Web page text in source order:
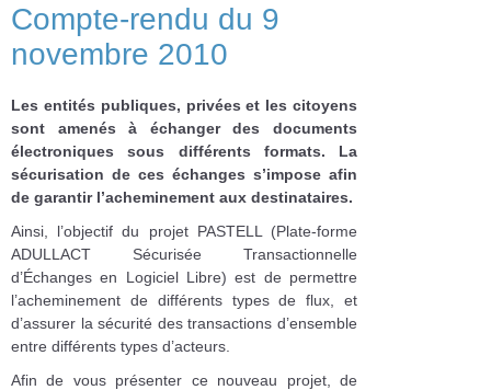
Compte-rendu du 9
novembre 2010
Les entités publiques, privées et les citoyens
sont amenés à échanger des documents
électroniques sous différents formats. La
sécurisation de ces échanges s’impose afin
de garantir l’acheminement aux destinataires.
Ainsi, l’objectif du projet PASTELL (Plate-forme
ADULLACT Sécurisée Transactionnelle
d’Échanges en Logiciel Libre) est de permettre
l’acheminement de différents types de flux, et
d’assurer la sécurité des transactions d’ensemble
entre différents types d’acteurs.
Afin de vous présenter ce nouveau projet, de